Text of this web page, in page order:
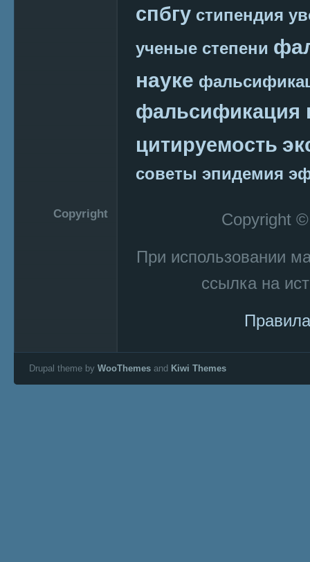
спбгу стипендия
ученые степени
науке
фальсификация
цитируемость
советы эпидемия
Copyright
Copyright
При использовании
ссылка на
Drupal theme by WooThemes and Kiwi Themes